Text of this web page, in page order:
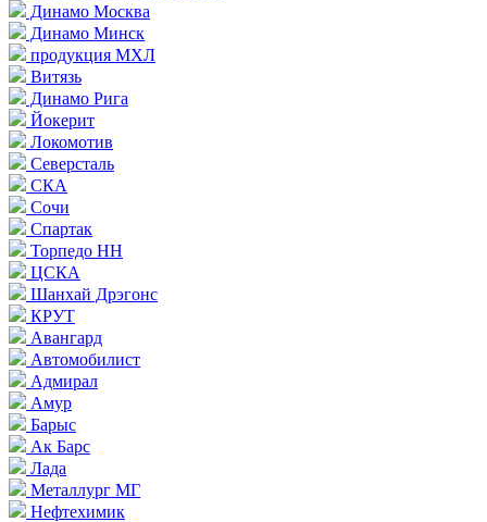
Динамо Москва
Динамо Минск
продукция МХЛ
Витязь
Динамо Рига
Йокерит
Локомотив
Северсталь
СКА
Сочи
Спартак
Торпедо НН
ЦСКА
Шанхай Дрэгонс
КРУТ
Авангард
Автомобилист
Адмирал
Амур
Барыс
Ак Барс
Лада
Металлург МГ
Нефтехимик